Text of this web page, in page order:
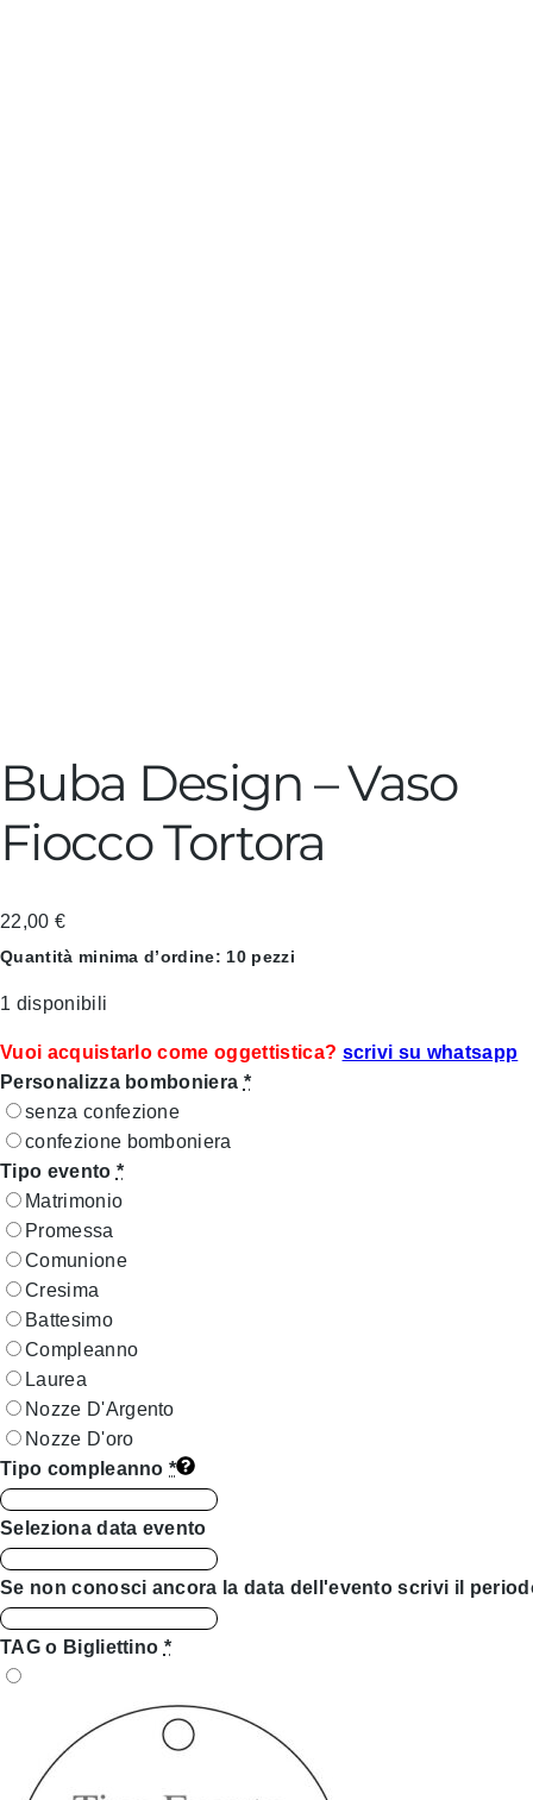
Buba Design – Vaso
Fiocco Tortora
22,00 €
Quantità minima d’ordine: 10 pezzi
1 disponibili
Vuoi acquistarlo come oggettistica? scrivi su whatsapp
Personalizza bomboniera *
senza confezione
confezione bomboniera
Tipo evento *
Matrimonio
Promessa
Comunione
Cresima
Battesimo
Compleanno
Laurea
Nozze D'Argento
Nozze D'oro
Tipo compleanno *
Seleziona data evento
Se non conosci ancora la data dell'evento scrivi il
TAG o Bigliettino *